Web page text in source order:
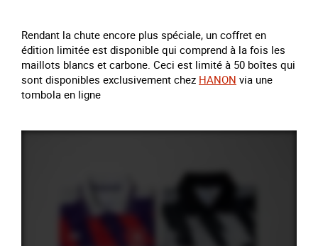
Rendant la chute encore plus spéciale, un coffret en
édition limitée est disponible qui comprend à la fois les
maillots blancs et carbone. Ceci est limité à 50 boîtes qui
sont disponibles exclusivement chez HANON via une
tombola en ligne